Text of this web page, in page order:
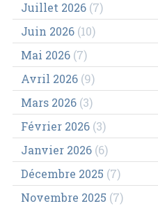
Juillet 2026(7)
Juin 2026(10)
Mai 2026(7)
Avril 2026(9)
Mars 2026(3)
Février 2026(3)
Janvier 2026(6)
Décembre 2025 (7)
Novembre 2025 (7)